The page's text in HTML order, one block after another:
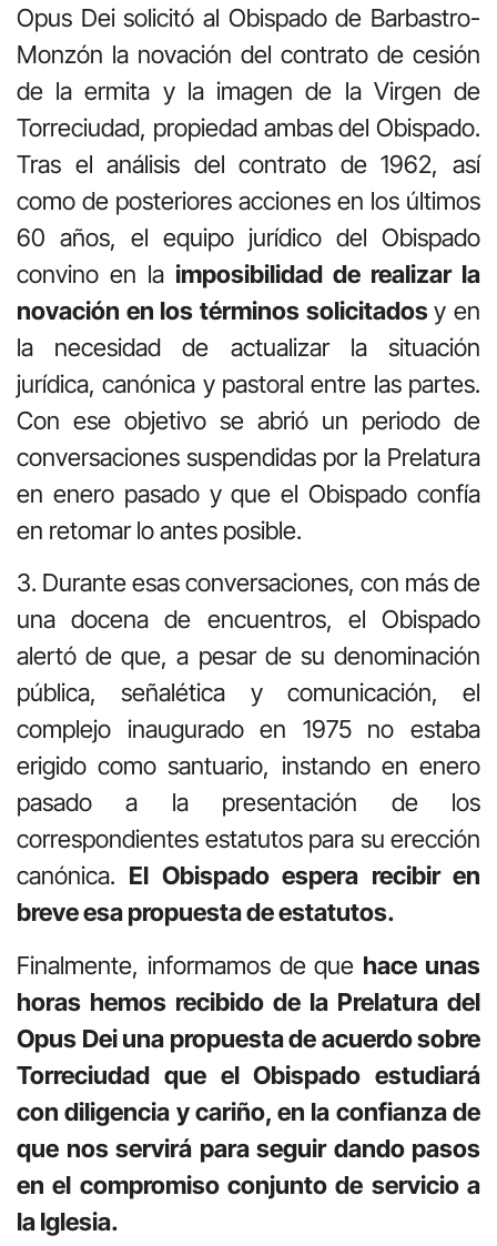
Opus Dei solicitó al Obispado de Barbastro-
Monzón la novación del contrato de cesión
de la ermita y la imagen de la Virgen de
Torreciudad, propiedad ambas del Obispado.
Tras el análisis del contrato de 1962, así
como de posteriores acciones en los últimos
60 años, el equipo jurídico del Obispado
convino en la imposibilidad de realizar la
novación en los términos solicitadosy en
la necesidad de actualizar la situación
jurídica, canónica y pastoral entre las partes.
Con ese objetivo se abrió un periodo de
conversaciones suspendidas por la Prelatura
en enero pasado y que el Obispado confía
en retomar lo antes posible.
3. Durante esas conversaciones, con más de
una docena de encuentros, el Obispado
alertó de que, a pesar de su denominación
pública, señalética y comunicación, el
complejo inaugurado en 1975 no estaba
erigido como santuario, instando en enero
pasado a la presentación de los
correspondientes estatutos para su erección
canónica. El Obispado espera recibir en
breve esa propuesta de estatutos.
Finalmente, informamos de que hace unas
horas hemos recibido de la Prelatura del
Opus Dei una propuesta de acuerdo sobre
Torreciudad que el Obispado estudiará
con diligencia y cariño, en la confianza de
que nos servirá para seguir dando pasos
en el compromiso conjunto de servicio a
la Iglesia.